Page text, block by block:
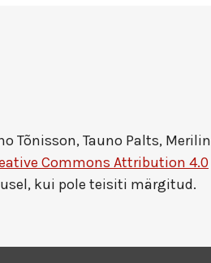
Tõnisson, Tauno Palts, Merilin
Commons Attribution 4.0
kui pole teisiti märgitud.